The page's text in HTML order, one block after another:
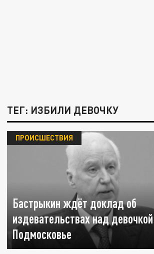
ТЕГ: ИЗБИЛИ ДЕВОЧКУ
Бастрыкин ждёт доклад об
издевательствах над
Подмосковье
ПРОИСШЕСТВИЯ